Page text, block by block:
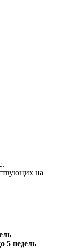
на
5 недель